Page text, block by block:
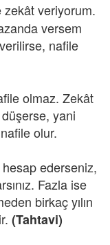
zekât veriyorum.
versem
nafile
olmaz. Zekât
yani
olur.
hesap ederseniz,
Fazla ise
birkaç yılın
(Tahtavi)